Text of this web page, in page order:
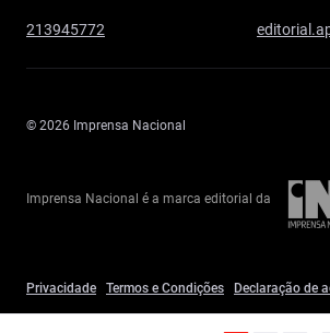
213945772
© 2026 Imprensa Nacional
Imprensa Nacional é a marca editorial da
Privacidade Termos e Condições Declaração de